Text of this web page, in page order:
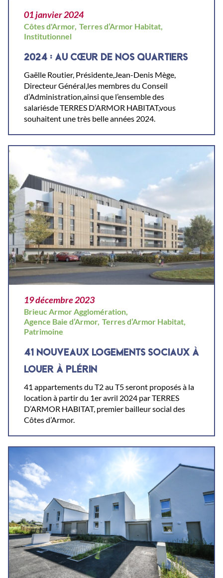
01 janvier 2024
Côtes d'Armor, Terres d’Armor Habitat,
Institutionnel
2024 : AU CŒUR DE NOS QUARTIERS
Gaëlle Routier, Présidente,Jean-Denis Mège,
Directeur Général,les membres du Conseil
d’Administration,ainsi que l’ensemble des
salariésde TERRES D’ARMOR HABITAT,vous
souhaitent une très belle années 2024.
19 décembre 2023
Brieuc Armor Agglomération,
Agence Baie d’Armor, Terres d’Armor Habitat,
Patrimoine
41 NOUVEAUX LOGEMENTS SOCIAUX À
LOUER À PLÉRIN
41 appartements du T2 au T5 seront proposés à la
location à partir du 1er avril 2024 par TERRES
D’ARMOR HABITAT, premier bailleur social des
Côtes d’Armor.